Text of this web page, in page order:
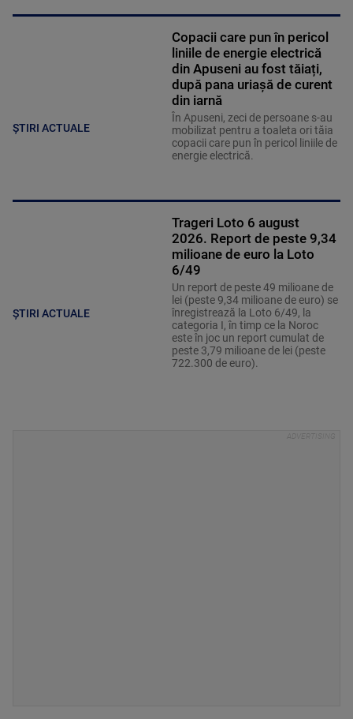
ȘTIRI ACTUALE
Copacii care pun în pericol
liniile de energie electrică
din Apuseni au fost tăiați,
după pana uriașă de curent
din iarnă
În Apuseni, zeci de persoane s-au
mobilizat pentru a toaleta ori tăia
copacii care pun în pericol liniile de
energie electrică.
ȘTIRI ACTUALE
Trageri Loto 6 august
2026. Report de peste 9,34
milioane de euro la Loto
6/49
Un report de peste 49 milioane de
lei (peste 9,34 milioane de euro) se
înregistrează la Loto 6/49, la
categoria I, în timp ce la Noroc
este în joc un report cumulat de
peste 3,79 milioane de lei (peste
722.300 de euro).